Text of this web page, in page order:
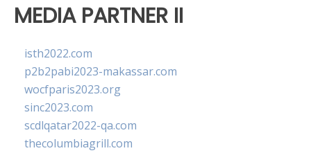
MEDIA PARTNER II
isth2022.com
p2b2pabi2023-makassar.com
wocfparis2023.org
sinc2023.com
scdlqatar2022-qa.com
thecolumbiagrill.com